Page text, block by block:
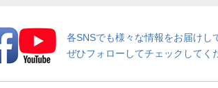
各SNSでも様々な情報をお届けし
ぜひフォローしてチェックしてく